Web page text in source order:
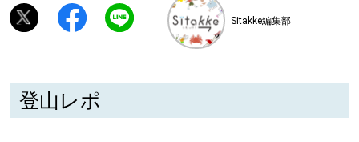
みがく
深める
Sitakke編集部
登山レポ